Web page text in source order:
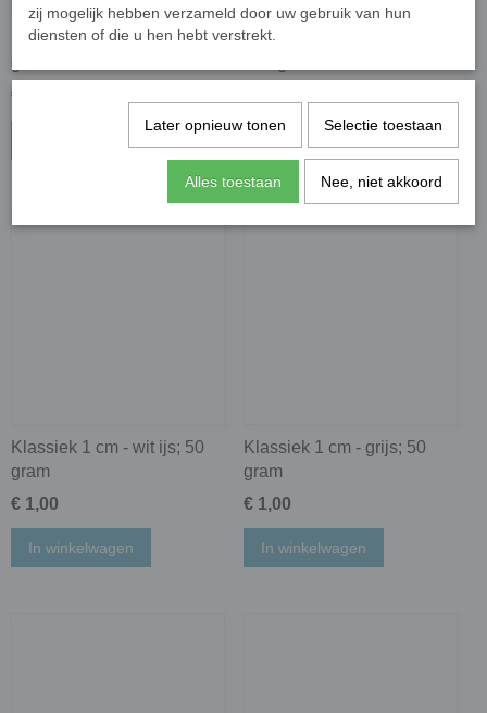
Klassiek 1 cm - zwart; 100
gram
€ 2,00
Klassiek 1 cm - mat wit;
Klassiek 1 cm - wit ijs; 50
gram
€ 1,00
In winkelwagen
Klassiek 1 cm - grijs; 50
gram
€ 1,00
In winkelwagen
zij mogelijk hebben verzameld door uw gebruik van hun
diensten of die u hen hebt verstrekt.
Later opnieuw tonen Selectie toestaan
Alles toestaan Nee, niet akkoord